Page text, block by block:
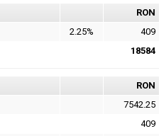
RON
2.25% 409
18584
RON
7542.25
409